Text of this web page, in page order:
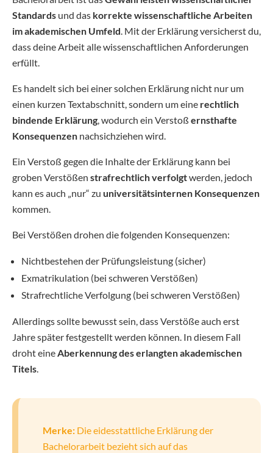
Standards und das korrekte wissenschaftliche Arbeiten
im akademischen Umfeld. Mit der Erklärung versicherst du,
dass deine Arbeit alle wissenschaftlichen Anforderungen
erfüllt.
Es handelt sich bei einer solchen Erklärung nicht nur um
einen kurzen Textabschnitt, sondern um eine rechtlich
bindende Erklärung, wodurch ein Verstoß ernsthafte
Konsequenzen nachsichziehen wird.
Ein Verstoß gegen die Inhalte der Erklärung kann bei
groben Verstößen strafrechtlich verfolgtwerden, jedoch
kann es auch „nur“ zu universitätsinternen Konsequenzen
kommen.
Bei Verstößen drohen die folgenden Konsequenzen:
Nichtbestehen der Prüfungsleistung (sicher)
Exmatrikulation (bei schweren Verstößen)
Strafrechtliche Verfolgung (bei schweren Verstößen)
Allerdings sollte bewusst sein, dass Verstöße auch erst
Jahre später festgestellt werden können. In diesem Fall
droht eineAberkennung des erlangten akademischen
Titels.
Merke: Die eidesstattliche Erklärung der
Bachelorarbeit bezieht sich auf das